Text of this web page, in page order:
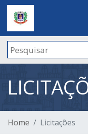
Home Licitações